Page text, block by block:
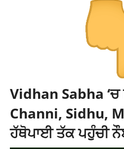
Vidhan Sabha ‘ਚ
Channi, Sidhu,
ਹੱਥੋਪਾਈ ਤੱਕ ਪਹੁੰਚੀ